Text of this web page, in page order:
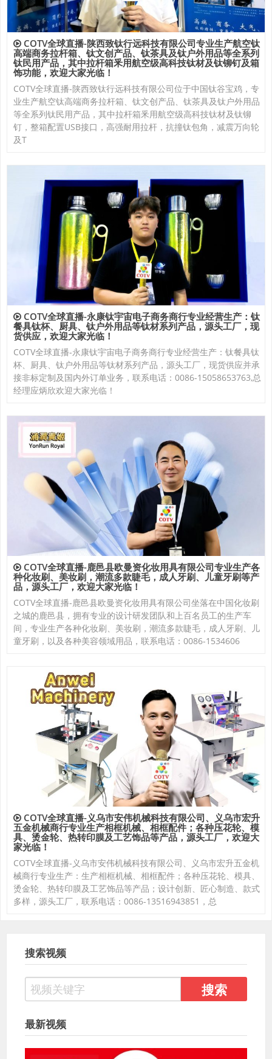
COTV全球直播-陕西致钛行远科技有限公司专业生产航空钛
高端商务拉杆箱、钛文创产品、钛茶具及钛户外用品等全系列
钛民用产品，其中拉杆箱釆用航空级高科技钛材及钛铆钉及箱
饰功能，欢迎大家光临！
COTV全球直播-陕西致钛行远科技有限公司位于中国钛谷宝鸡，专
业生产航空钛高端商务拉杆箱、钛文创产品、钛茶具及钛户外用品
等全系列钛民用产品，其中拉杆箱釆用航空级高科技钛材及钛铆
钉，整箱配置USB接口，高强耐用拉杆，抗撞钛包角，减震万向轮
及T
COTV全球直播-永康钛宇宙电子商务商行专业经营生产：钛
餐具钛杯、厨具、钛户外用品等钛材系列产品，源头工厂，现
货供应，欢迎大家光临！
COTV全球直播-永康钛宇宙电子商务商行专业经营生产：钛餐具钛
杯、厨具、钛户外用品等钛材系列产品，源头工厂，现货供应并承
接非标定制及国内外订单业务，联系电话：0086-15058653763,总
经理应炳欣欢迎大家光临！
COTV全球直播-鹿邑县欧曼资化妆用具有限公司专业生产各
种化妆刷、美妆刷，潮流多款睫毛，成人牙刷、儿童牙刷等产
品，源头工厂，欢迎大家光临！
COTV全球直播-鹿邑县欧曼资化妆用具有限公司坐落在中国化妆刷
之城的鹿邑县，拥有专业的设计研发团队和上百名员工的生产车
间，专业生产各种化妆刷、美妆刷，潮流多款睫毛，成人牙刷、儿
童牙刷，以及各种美容领域用品，联系电话：0086-1534606
COTV全球直播-义乌市安伟机械科技有限公司、义乌市宏升
五金机械商行专业生产相框机械、相框配件；各种压花轮、模
具、烫金轮、热转印膜及工艺饰品等产品，源头工厂，欢迎大
家光临！
COTV全球直播-义乌市安伟机械科技有限公司、义乌市宏升五金机
械商行专业生产：生产相框机械、相框配件；各种压花轮、模具、
烫金轮、热转印膜及工艺饰品等产品；设计创新、匠心制造、款式
多样，源头工厂，联系电话：0086-13516943851，总
搜索视频
最新视频